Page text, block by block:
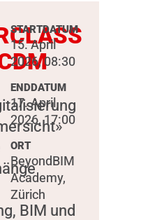
BIM und
STARTDATUM
15. April
2026, 08:30
ENDDATUM
17. April
2026, 17:00
ORT
BeyondBIM
Academy,
Zürich